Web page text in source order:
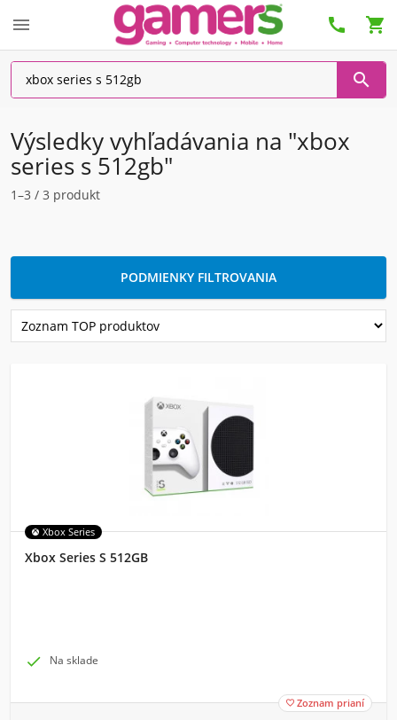
  

Výsledky vyhľadávania na "xbox
series s 512gb"
1–3 / 3 produkt
PODMIENKY FILTROVANIA
Xbox Series
Xbox Series S 512GB
 Na sklade
 Zoznam prianí